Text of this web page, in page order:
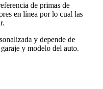
de primas de
en línea por lo cual las
y depende de
y modelo del auto.